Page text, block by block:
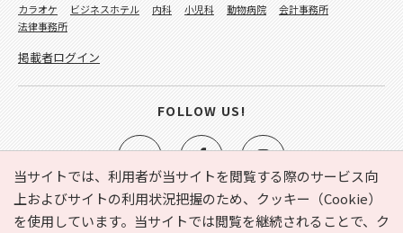
当サイトでは、利用者が当サイトを閲覧する際のサービス向
上およびサイトの利用状況把握のため、クッキー（Cookie）
を使用しています。当サイトでは閲覧を継続されることで、ク
e-NAVITA（イーナビタ）とは？ お気に入り
ヘルプ
カラオケ
ビジネスホテル 内科 小児科 動物病院
会計事務所
法律事務所
掲載者ログイン
FOLLOW US!